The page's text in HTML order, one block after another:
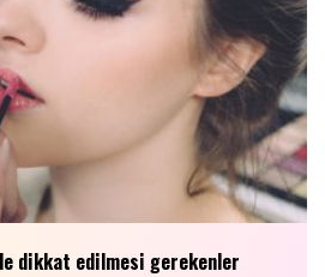
dikkat edilmesi gerekenler